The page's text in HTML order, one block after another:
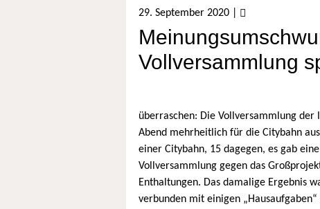
29. September 2020
Vollversammlung
überraschen: Die Vollversammlung
Abend mehrheitlich für die Citybahn
einer Citybahn, 15 dagegen, es gab
Vollversammlung gegen das
Enthaltungen. Das damalige Ergebnis
verbunden mit einigen